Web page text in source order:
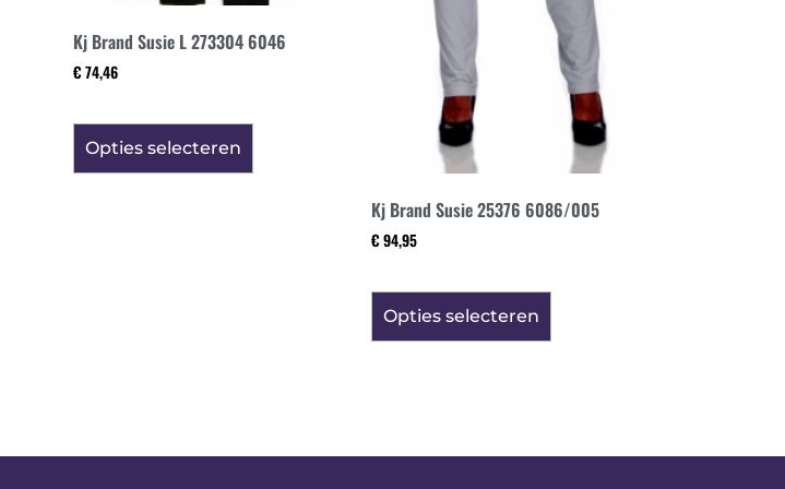
Kj Brand Susie L 273304 6046
€ 74,46
Opties selecteren
Kj Brand Susie 25376 6086/005
€ 94,95
Opties selecteren